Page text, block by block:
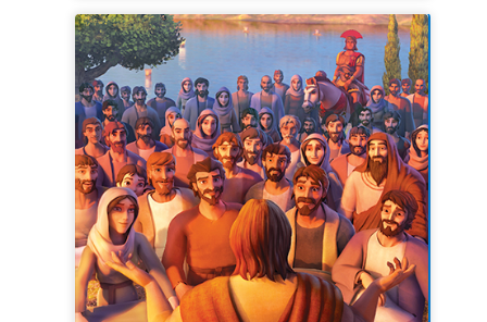
บิดา พระบุตร และพระวิญญาณบริสุทธิ์”มัทธิว
28:19
พระองค์จะส่งไป
สุดยอดพระวจนะ:และข้าพเจ้าได้ยินพระสุรเสียง
ขององค์เจ้านายตรัสว่า “เราจะใช้ผู้ใดไป? และผู้ใด
จะไปแทนเรา?” แล้วข้าพเจ้าทูลว่า “ข้าพระองค์อยู่ที่
นี่ ขอทรงใช้ข้าพระองค์ไปเถิด" อิสยาห์ 6:8 (อมตะ
ธรรมร่วมสมัย)
บทเรียนที่ 2 กลับไปหาพระองค์
สุดยอดแห่งความจริง:พระเจ้าต้องการให้ทุกคนหัน
มาหาพระองค์
สุดยอดพระวจนะ:องค์บริสุทธิ์ของอิสราเอลตรัสดังนี้
ว่า “ในการหันกลับและหยุดนิ่ง เจ้าทั้งหลายจะรอด”